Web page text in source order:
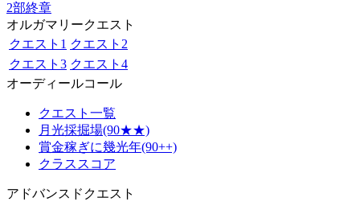
2部終章
オルガマリークエスト
クエスト1 クエスト2
クエスト3 クエスト4
オーディールコール
クエスト一覧
月光採掘場(90★★)
賞金稼ぎに幾光年(90++)
クラススコア
アドバンスドクエスト